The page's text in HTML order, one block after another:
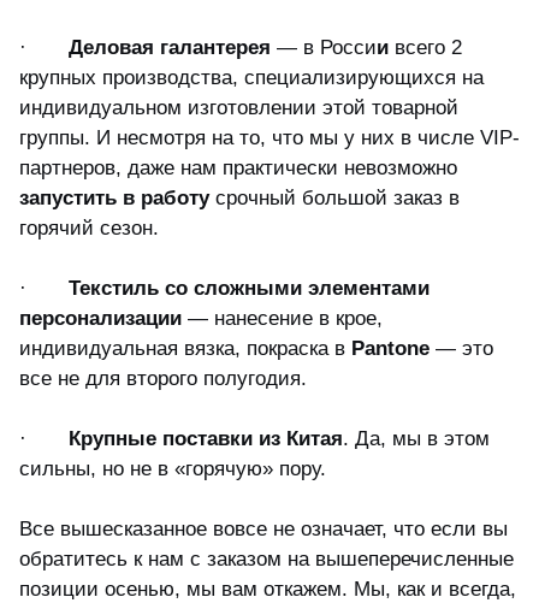
· Деловая галантерея — в России всего 2
крупных производства, специализирующихся на
индивидуальном изготовлении этой товарной
группы. И несмотря на то, что мы у них в числе VIP-
партнеров, даже нам практически невозможно
запустить в работусрочный большой заказ в
горячий сезон.
· Текстиль со сложными элементами
персонализации — нанесение в крое,
индивидуальная вязка, покраска в Pantone — это
все не для второго полугодия.
· Крупные поставки из Китая. Да, мы в этом
сильны, но не в «горячую» пору.
Все вышесказанное вовсе не означает, что если вы
обратитесь к нам с заказом на вышеперечисленные
позиции осенью, мы вам откажем. Мы, как и всегда,